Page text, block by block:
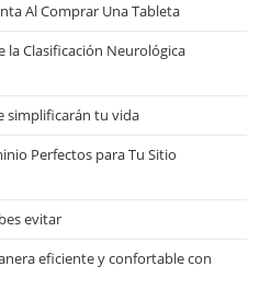
Al Comprar Una Tableta
la Clasificación Neurológica
simplificarán tu vida
Perfectos para Tu Sitio
evitar
eficiente y confortable con